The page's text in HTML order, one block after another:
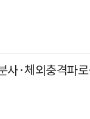
사·체외충격파